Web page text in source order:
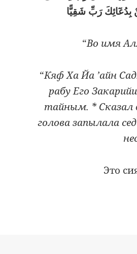
رَبِّ شَقِيًّا
“Во имя
“Кяф Ха Йа ’айн
рабу Его
тайным. * Сказал
голова запылала
Это